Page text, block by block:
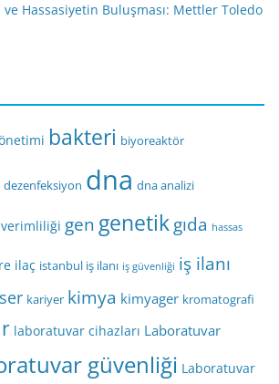
ve Hassasiyetin Buluşması: Mettler Toledo
bakteri biyoreaktör
dezenfeksiyon dna dna analizi
gen genetikgıda hassas
ilaç istanbul iş ilanı iş güvenliği iş ilanı
kariyer kimya kimyager kromatografi
laboratuvar cihazları Laboratuvar
güvenliği Laboratuvar